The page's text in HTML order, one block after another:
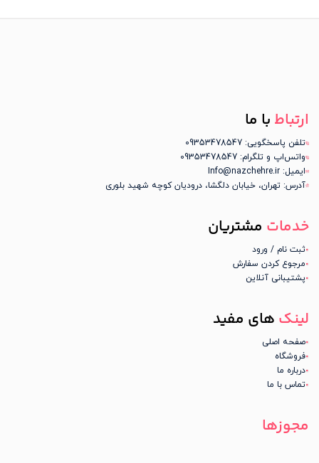
ارتباط با ما
تلفن پاسخگویی: 09353478547
واتس‌اپ و تلگرام: 09353478547
ایمیل: Info@nazchehre.ir
آدرس: تهران، خیابان دلگشا، درودیان کوچه شهید بلوری
خدمات مشتریان
ثبت نام / ورود
مرجوع کردن سفارش
پشتیبانی آنلاین
لینک های مفید
صفحه اصلی
فروشگاه
درباره ما
تماس با ما
مجوزها